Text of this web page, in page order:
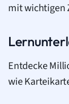
mit wichtigen
Entdecke
wie